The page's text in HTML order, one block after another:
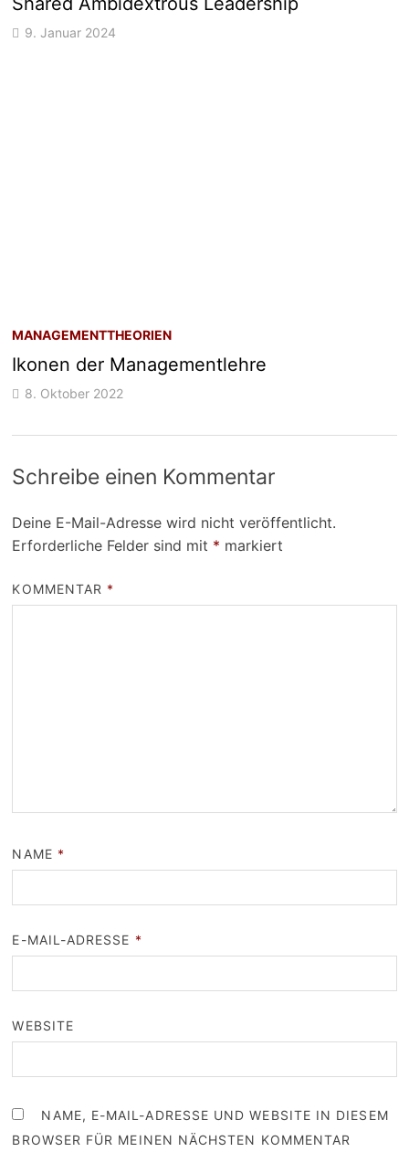
9. Januar 2024
MANAGEMENTTHEORIEN
Ikonen der Managementlehre
8. Oktober 2022
Schreibe einen Kommentar
Deine E-Mail-Adresse wird nicht veröffentlicht.
Erforderliche Felder sind mit * markiert
KOMMENTAR *
NAME *
E-MAIL-ADRESSE *
WEBSITE
NAME, E-MAIL-ADRESSE UND WEBSITE IN DIESEM
BROWSER FÜR MEINEN NÄCHSTEN KOMMENTAR